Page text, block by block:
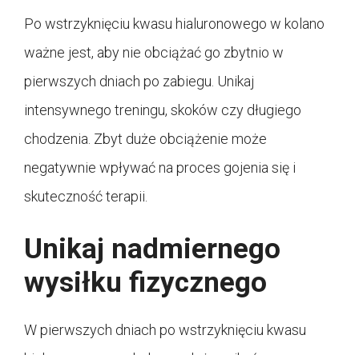
Po wstrzyknięciu kwasu hialuronowego w kolano
ważne jest, aby nie obciążać go zbytnio w
pierwszych dniach po zabiegu. Unikaj
intensywnego treningu, skoków czy długiego
chodzenia. Zbyt duże obciążenie może
negatywnie wpływać na proces gojenia się i
skuteczność terapii.
Unikaj nadmiernego
wysiłku fizycznego
W pierwszych dniach po wstrzyknięciu kwasu